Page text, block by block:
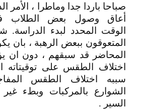
صباحا باردا جدا وماطرا ، الأمر
أعاق وصول بعض الطلاب
الوقت المحدد لبدء الدراسة.
المتعوقون ببعض الرهبة ، بان
المحاضر قد سبقهم ، دون ان
اختلاف الطقس على توقيتاته
سببه اختلاف الطقس
الشوارع بالمركبات وبطء
السير .